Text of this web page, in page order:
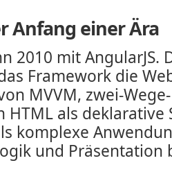
Anfang einer Ära
2010 mit AngularJS.
Framework die
MVVM, zwei-
HTML als deklarative
komplexe
und Präsentation